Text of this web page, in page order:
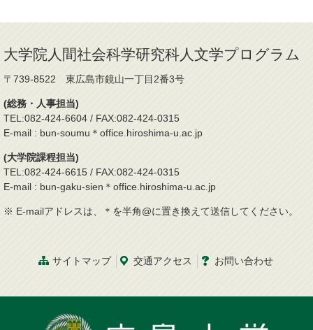
大学院人間社会科学研究科人文学プログラム
〒739-8522 東広島市鏡山一丁目2番3号
(総務・人事担当)
TEL:082-424-6604 / FAX:082-424-0315
E-mail : bun-soumu＊office.hiroshima-u.ac.jp
(大学院課程担当)
TEL:082-424-6615 / FAX:082-424-0315
E-mail : bun-gaku-sien＊office.hiroshima-u.ac.jp
※ E-mailアドレスは、＊を半角@に置き換えて送信してください。
サイトマップ 交通アクセス お問い合わせ